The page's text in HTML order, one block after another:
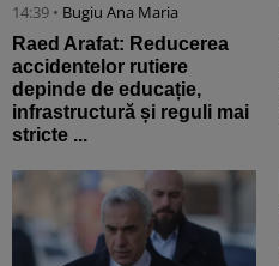
14:39 • Bugiu ⁠Ana Maria
Raed Arafat: Reducerea
accidentelor rutiere
depinde de educație,
infrastructură și reguli mai
stricte ...